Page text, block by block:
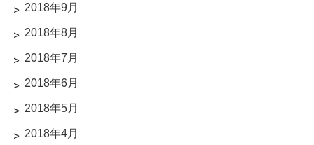
2018年9月
2018年8月
2018年7月
2018年6月
2018年5月
2018年4月